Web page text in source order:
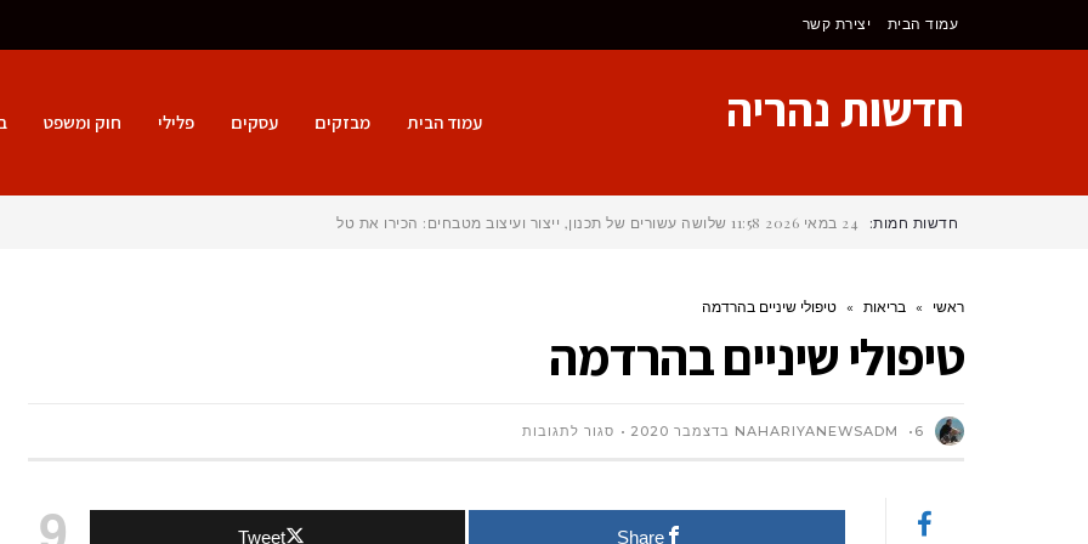
עמוד הבית יצירת קשר
חדשות נהריה עמוד הבית מבזקים עסקים פלילי חוק ומשפט
חדשות חמות: 24 במאי 2026 11:58 שלושה עשורים של תכנון, ייצור ועיצוב מטבחים: הכירו את טל מטבחים
ראשי » בריאות » טיפולי שיניים בהרדמה
טיפולי שיניים בהרדמה
NAHARIYANEWSADM 6 בדצמבר 2020 סגור לתגובותעל
Share
Tweet